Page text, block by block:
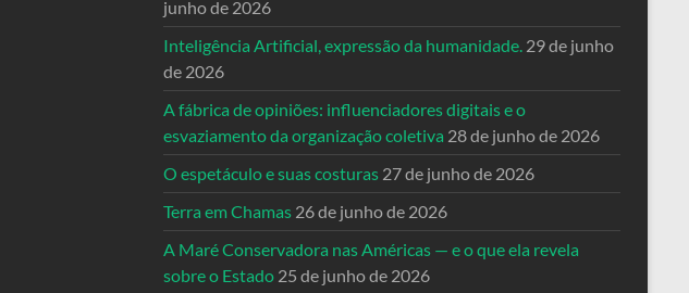
junho de 2026
Inteligência Artificial, expressão da humanidade. 29 de junho
de 2026
A fábrica de opiniões: influenciadores digitais e o
esvaziamento da organização coletiva 28 de junho de 2026
O espetáculo e suas costuras 27 de junho de 2026
Terra em Chamas 26 de junho de 2026
A Maré Conservadora nas Américas — e o que ela revela
sobre o Estado 25 de junho de 2026